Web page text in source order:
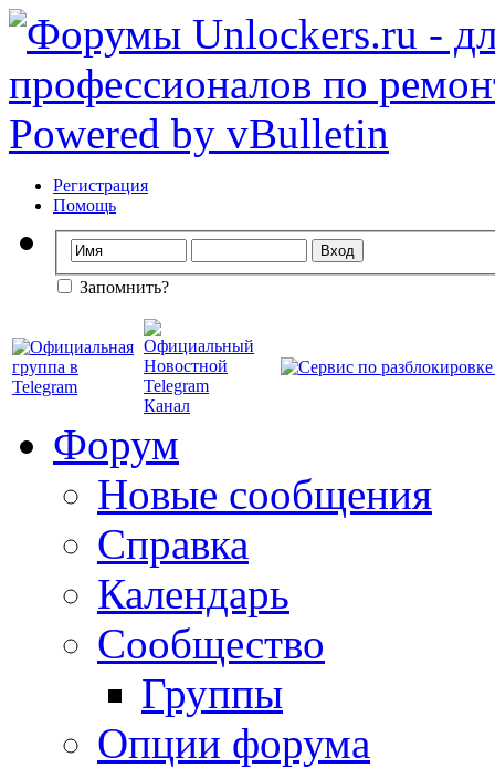
Регистрация
Помощь
Запомнить?
Форум
Новые сообщения
Справка
Календарь
Сообщество
Группы
Опции форума